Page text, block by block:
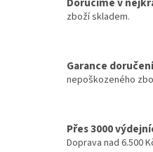
zboží skladem.
Garance doručení
nepoškozeného
Přes 3000
Doprava nad 6.500